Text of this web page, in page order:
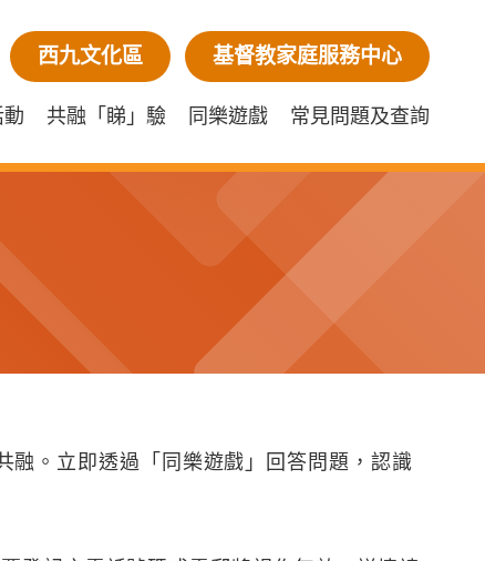
西九文化區 基督教家庭服務中心
共融「睇」驗 同樂遊戲 常見問題及查詢
融。立即透過「同樂遊戲」回答問題，認識